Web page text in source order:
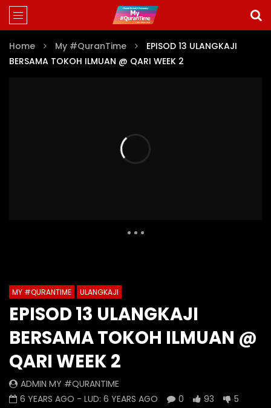
Home My #QuranTime
EPISOD 13 ULANGKAJI
BERSAMA TOKOH ILMUAN @ QARI WEEK 2
0 Comments
Episod 1336 My #QuranTime
2.0
AZRUL HELMI
20 HOURS AGO - LUD: 6 DAYS AGO
0
0 0
Episod 1335 My
2.0
8
9 10
14
15 16 17 18
20
21
MY #QURANTIME ULANGKAJI
EPISOD 13 ULANGKAJI
BERSAMA TOKOH ILMUAN @
QARI WEEK 2
ADMIN MY #QURANTIME
6 YEARS AGO - LUD: 6 YEARS AGO 0 93 5